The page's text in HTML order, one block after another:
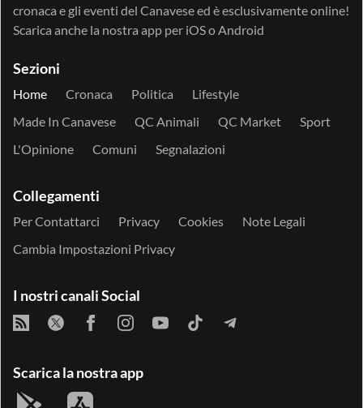
cronaca e gli eventi del Canavese ed è esclusivamente online!
Scarica anche la nostra app per iOSoAndroid
Sezioni
Home Cronaca Politica
Lifestyle
Made In Canavese
QC Animali QC Market
Sport
L'Opinione
Comuni Segnalazioni
Collegamenti
Per Contattarci Privacy Cookies
Note Legali
Cambia Impostazioni Privacy
I nostri canali Social
Scarica la nostra app